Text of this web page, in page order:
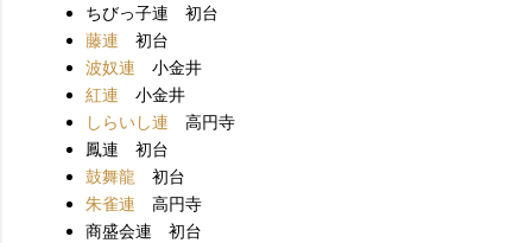
ちびっ子連 初台
藤連 初台
波奴連 小金井
紅連 小金井
しらいし連 高円寺
鳳連 初台
鼓舞龍 初台
朱雀連 高円寺
商盛会連 初台